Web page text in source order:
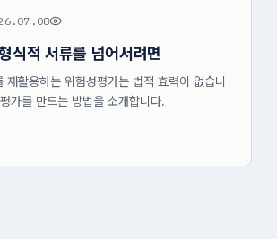
-
식적 서류를 넘어서려면
재활용하는 위험성평가는 법적 효력이 없습니
가를 만드는 방법을 소개합니다.